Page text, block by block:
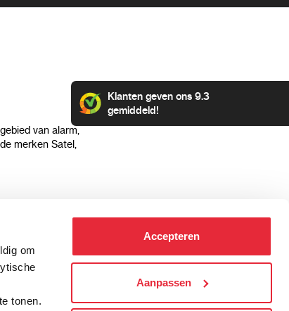
om
tonen.
Accepteren
Aanpassen
van alarm,
merken Satel,
Klanten geven ons 9.3
gemiddeld!
& bezorging
instructies
Categorieën
Alarmsystemen
Beveiligingscamera's
IP camera's
Hikvision camera's